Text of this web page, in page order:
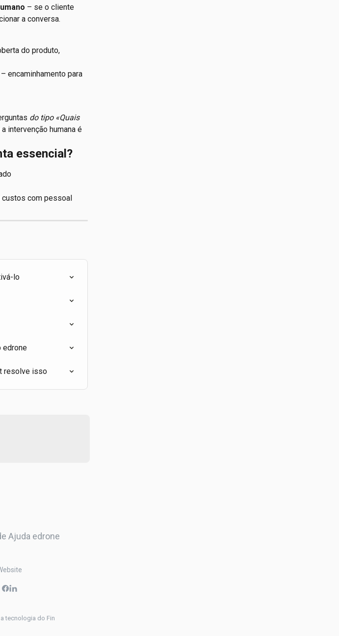
– se o cliente
a conversa.
do produto,
encaminhamento para
do tipo «Quais
intervenção humana é
essencial?
custos com pessoal
lo
edrone
resolve isso
tecnologia do Fin